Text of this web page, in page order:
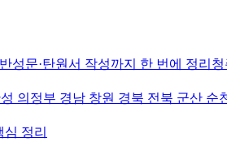
문·탄원서 작성까지 한 번에 정리청
의정부 경남 창원 경북 전북 군산 순
정리